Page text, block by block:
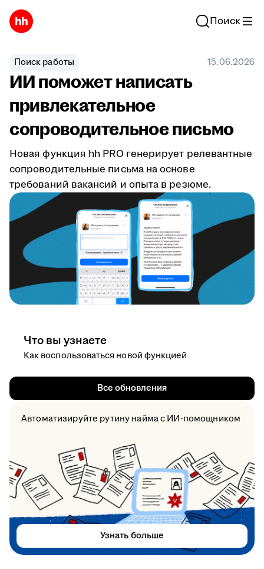
Поиск
Поиск работы 15.06.2026
ИИ поможет написать
привлекательное
сопроводительное письмо
Новая функция hh PRO генерирует релевантные
сопроводительные письма на основе
требований вакансий и опыта в резюме.
Что вы узнаете
Как воспользоваться новой функцией
Все обновления
Автоматизируйте рутину найма с ИИ-помощником
Узнать больше